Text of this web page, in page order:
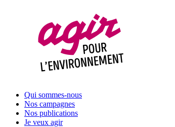
Qui sommes-nous
Nos campagnes
Nos publications
Je veux agir